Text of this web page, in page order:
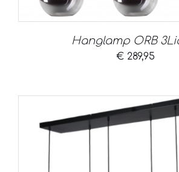
Hanglamp ORB
€ 289,95